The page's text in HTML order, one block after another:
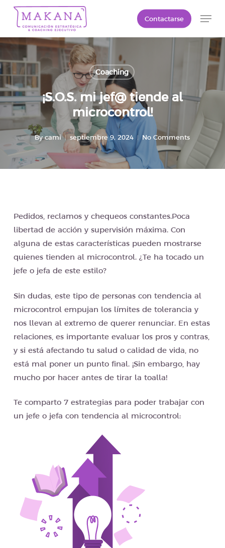
Skip
content
Contactarse
Coaching
¡S.O.S. mi jef@ tiende al
microcontrol!
By cami septiembre 9, 2024 No Comments
Pedidos, reclamos y chequeos constantes.Poca
libertad de acción y supervisión máxima. Con
alguna de estas características pueden mostrarse
quienes tienden al microcontrol. ¿Te ha tocado un
jefe o jefa de este estilo?
Sin dudas, este tipo de personas con tendencia al
microcontrol empujan los límites de tolerancia y
nos llevan al extremo de querer renunciar. En estas
relaciones, es importante evaluar los pros y contras,
y si está afectando tu salud o calidad de vida, no
está mal poner un punto final. ¡Sin embargo, hay
mucho por hacer antes de tirar la toalla!
Te comparto 7 estrategias para poder trabajar con
un jefe o jefa con tendencia al microcontrol:
Menu